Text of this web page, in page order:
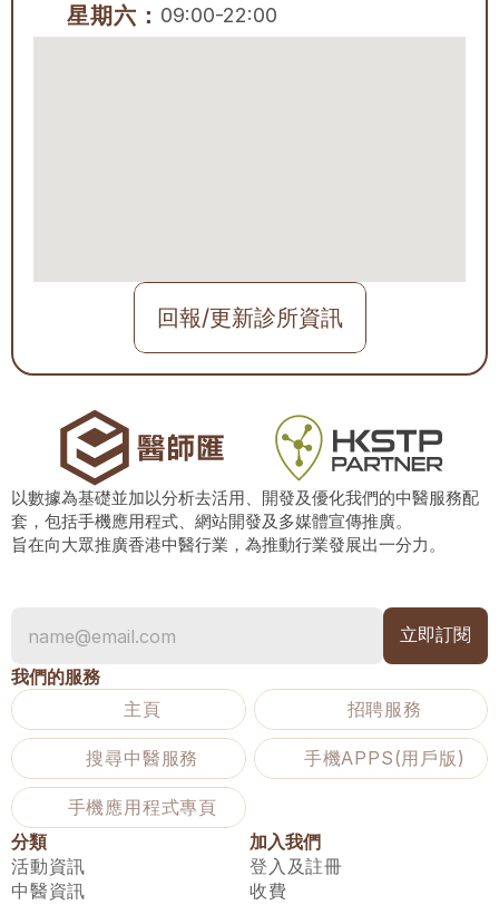
星期六： 09:00-22:00
回報/更新診所資訊
以數據為基礎並加以分析去活用、開發及優化我們的中醫服務配
套，包括手機應用程式、網站開發及多媒體宣傳推廣。
旨在向大眾推廣香港中醫行業，為推動行業發展出一分力。
我們的服務
主頁
招聘服務
搜尋中醫服務 手機APPS(用戶版)
手機應用程式專頁
分類
活動資訊
中醫資訊
加入我們
登入及註冊
收費